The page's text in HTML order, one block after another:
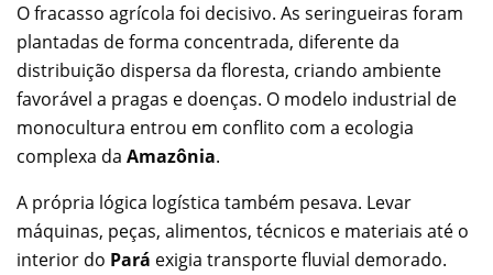
O fracasso agrícola foi decisivo. As seringueiras foram
plantadas de forma concentrada, diferente da
distribuição dispersa da floresta, criando ambiente
favorável a pragas e doenças. O modelo industrial de
monocultura entrou em conflito com a ecologia
complexa da Amazônia.
A própria lógica logística também pesava. Levar
máquinas, peças, alimentos, técnicos e materiais até o
interior do Pará exigia transporte fluvial demorado.